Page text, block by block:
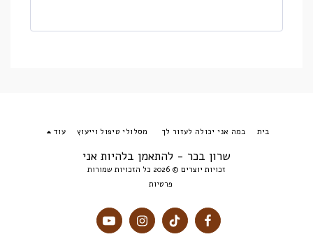
שרון בכר - להתאמן בלהיות אני
זכויות יוצרים © 2026 כל הזכויות שמורות
פרטיות
בית במה אני יכולה לעזור לך מסלולי טיפול וייעוץ עוד